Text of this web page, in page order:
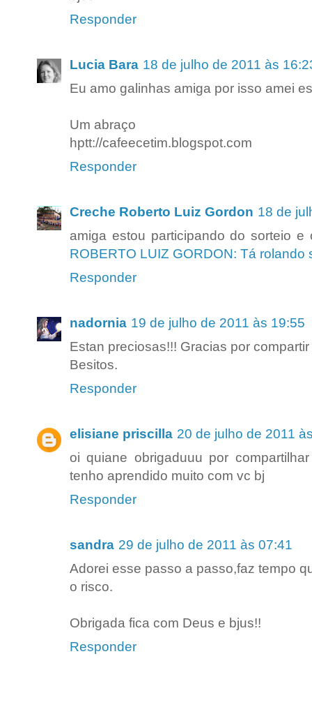
Responder
Lucia Bara 18 de julho de 2011 às
Eu amo galinhas amiga por isso amei
Um abraço
hptt://cafeecetim.blogspot.com
Responder
Creche Roberto Luiz Gordon 18 de
amiga estou participando do sorteio
ROBERTO LUIZ GORDON: Tá rolando
Responder
nadornia 19 de julho de 2011 às 19:55
Estan preciosas!!! Gracias por compartir
Besitos.
Responder
elisiane priscilla 20 de julho de 2011
oi quiane obrigaduuu por
tenho aprendido muito com vc bj
Responder
sandra 29 de julho de 2011 às 07:41
Adorei esse passo a passo,faz tempo
o risco.
Obrigada fica com Deus e bjus!!
Responder